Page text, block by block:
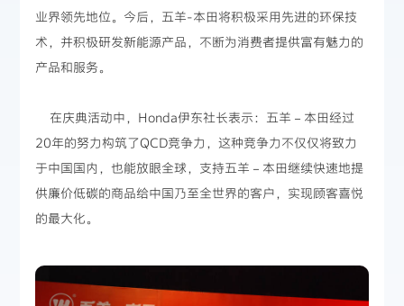
业界领先地位。今后，五羊-本田将积极采用先进的环保技
术，并积极研发新能源产品，不断为消费者提供富有魅力的
产品和服务。
在庆典活动中，Honda伊东社长表示：五羊－本田经过
20年的努力构筑了QCD竞争力，这种竞争力不仅仅将致力
于中国国内，也能放眼全球，支持五羊－本田继续快速地提
供廉价低碳的商品给中国乃至全世界的客户，实现顾客喜悦
的最大化。